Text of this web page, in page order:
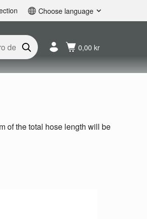
Choose language
Français
Nederlands
0,00 kr
of the total hose length will be